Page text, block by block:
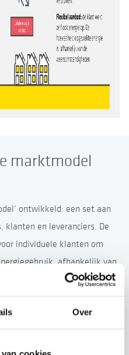
Over
ontwikkeld: een set aan
klanten en leveranciers. De
individuele klanten om
afhankelijk van
Ook gaan de afspraken
Het doel is dat we met één
ontstaat van
model is generiek en kan
gemaakt’ worden. Zo